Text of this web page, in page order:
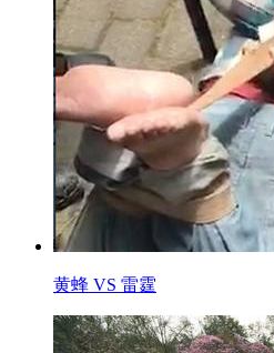
黄蜂 VS 雷霆